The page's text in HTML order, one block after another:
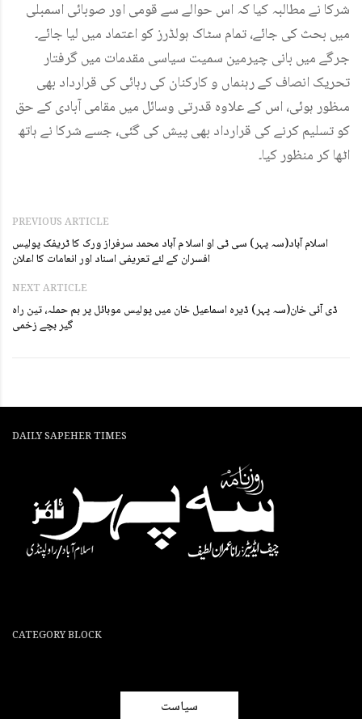
شرکا نے مطالبہ کیا کہ اس حوالے سے قومی اور صوبائی اسمبلی
میں بحث کی جائے، تمام سٹاک ہولڈرز کو اعتماد میں لیا جائے۔
جرگے میں بانی چیرمین سمیت سیاسی مقدمات میں گرفتار
تحریک انصاف کے رہنماں و کارکنان کی رہائی کی قرارداد بھی
مںظور ہوئی، اس کے علاوہ قدرتی وسائل میں مقامی آبادی کے حق
کو تسلیم کرنے کی قرارداد بھی پیش کی گئی، جسے شرکا نے ہاتھ
اٹھا کر منظور کیا۔
PREVIOUS ARTICLE
اسلام آباد(سہ پہر) سی ٹی او اسلا م آباد محمد سرفراز ورک کا ٹریفک پولیس
افسران کے لئے تعریفی اسناد اور انعامات کا اعلان
NEXT ARTICLE
ڈی آئی خان(سہ پہر) ڈیرہ اسماعیل خان میں پولیس موبائل پر بم حملہ، تین راہ
گیر بچے زخمی
DAILY SAPEHER TIMES
CATEGORY BLOCK
سیاست